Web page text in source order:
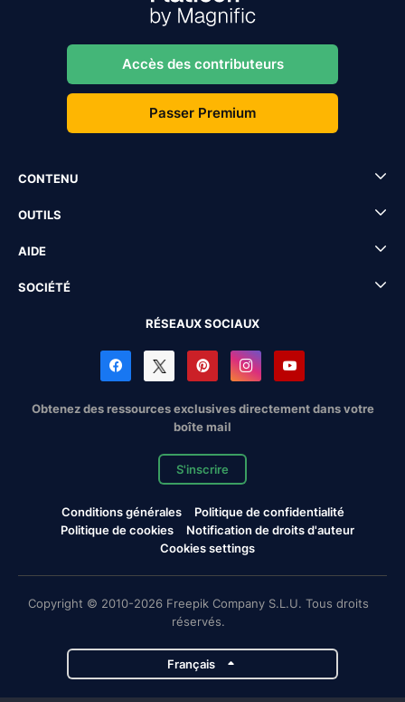
Accès des contributeurs
Passer Premium
CONTENU
OUTILS
AIDE
SOCIÉTÉ
RÉSEAUX SOCIAUX
Obtenez des ressources exclusives directement dans votre
boîte mail
S'inscrire
Conditions générales
Politique de confidentialité
Politique de cookies
Notification de droits d'auteur
Cookies settings
Copyright © 2010-2026 Freepik Company S.L.U. Tous droits
réservés.
Français